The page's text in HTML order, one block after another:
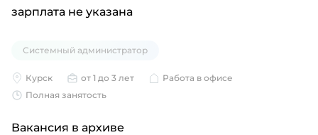
зарплата не указана
Системный администратор
Курск от 1 до 3 лет
Работа в офисе
Полная занятость
Вакансия в архиве